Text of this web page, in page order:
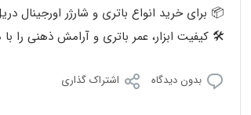
📦 برای خرید انواع باتری و شارژر اورجینال
🛠 کیفیت ابزار، عمر باتری و آرامش ذهنی را با
بدون دیدگاه اشتراک گذاری